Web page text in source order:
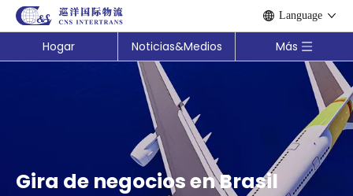
Language
Hogar Noticias&Medios Más
Gira de negocios en Brasil